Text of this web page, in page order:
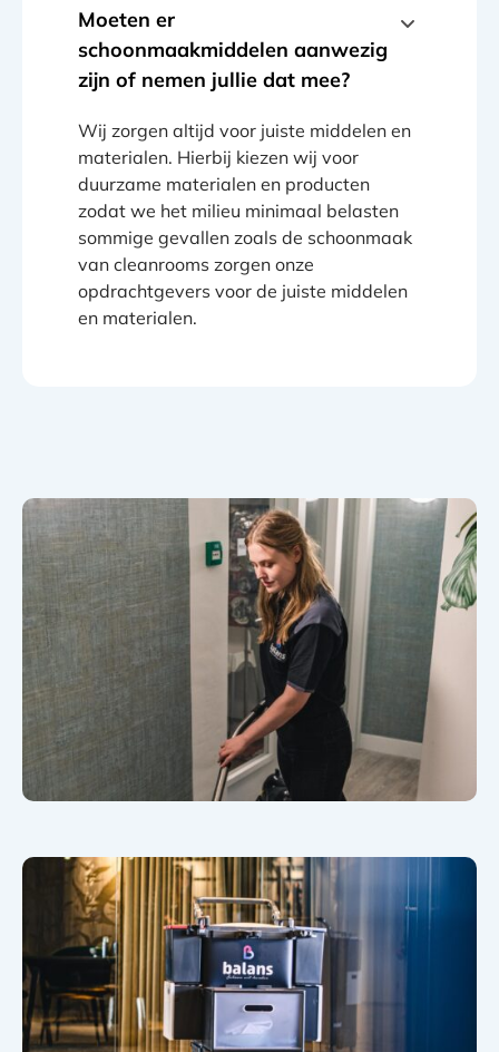
Moeten er
schoonmaakmiddelen aanwezig
zijn of nemen jullie dat mee?
Wij zorgen altijd voor juiste middelen en
materialen. Hierbij kiezen wij voor
duurzame materialen en producten
zodat we het milieu minimaal belasten
sommige gevallen zoals de schoonmaak
van cleanrooms zorgen onze
opdrachtgevers voor de juiste middelen
en materialen.